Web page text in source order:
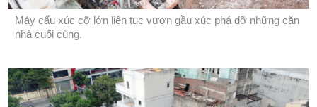
Máy cẩu xúc cỡ lớn liên tục vươn gầu xúc phá dỡ những căn
nhà cuối cùng.